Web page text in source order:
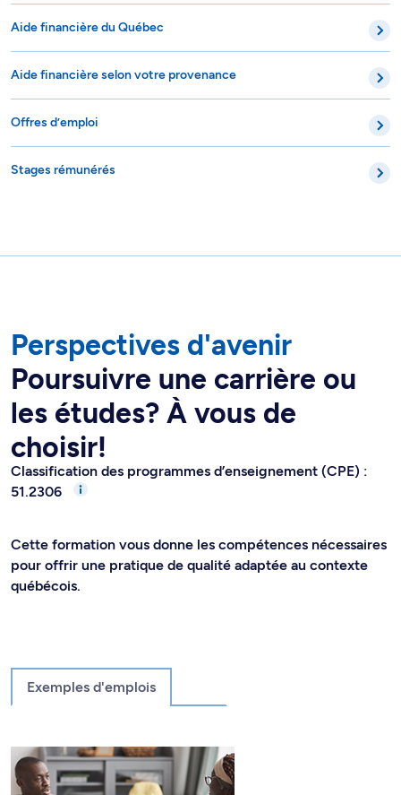
Aide financière du Québec
Aide financière selon votre provenance
Offres d’emploi
Stages rémunérés
Perspectives d'avenir
Poursuivre une carrière ou
les études? À vous de
choisir!
Classification des programmes d’enseignement (CPE) :
51.2306
Cette formation vous donne les compétences nécessaires
pour offrir une pratique de qualité adaptée au contexte
québécois.
Exemples d'emplois